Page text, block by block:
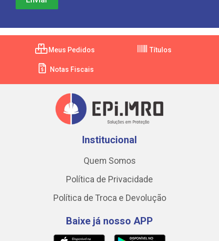
Meus Pedidos Títulos
Notas Fiscais
Institucional
Quem Somos
Política de Privacidade
Política de Troca e Devolução
Baixe já nosso APP